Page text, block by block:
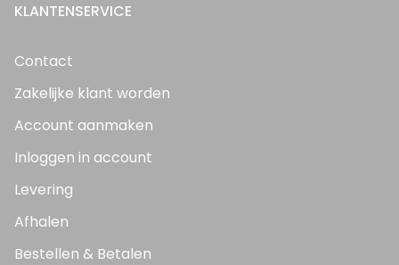
KLANTENSERVICE
Contact
Zakelijke klant worden
Account aanmaken
Inloggen in account
Levering
Afhalen
Bestellen & Betalen